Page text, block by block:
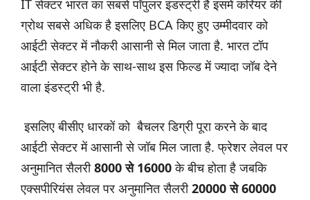
IT सेक्टर भारत का सबसे पॉपुलर इंडस्ट्री है इसमें करियर की
ग्रोथ सबसे अधिक है इसलिए BCA किए हुए उम्मीदवार को
आईटी सेक्टर में नौकरी आसानी से मिल जाता है. भारत टॉप
आईटी सेक्टर होने के साथ-साथ इस फिल्ड में ज्यादा जॉब देने
वाला इंडस्ट्री भी है.
इसलिए बीसीए धारकों को बैचलर डिग्री पूरा करने के बाद
आईटी सेक्टर में आसानी से जॉब मिल जाता है. फ्रेशर लेवल पर
अनुमानित सैलरी8000 से 16000के बीच होता है जबकि
एक्सपीरियंस लेवल पर अनुमानित सैलरी20000 से 60000